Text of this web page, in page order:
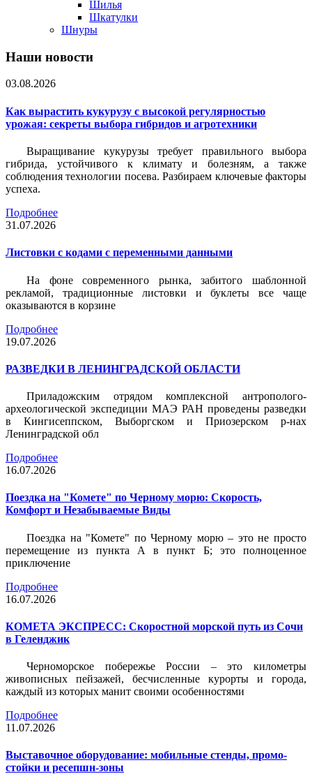
Шилья
Шкатулки
Шнуры
Наши новости
03.08.2026
Как вырастить кукурузу с высокой регулярностью
урожая: секреты выбора гибридов и агротехники
Выращивание кукурузы требует правильного выбора
гибрида, устойчивого к климату и болезням, а также
соблюдения технологии посева. Разбираем ключевые факторы
успеха.
Подробнее
31.07.2026
Листовки c кодами с переменными данными
На фоне современного рынка, забитого шаблонной
рекламой, традиционные листовки и буклеты все чаще
оказываются в корзине
Подробнее
19.07.2026
РАЗВЕДКИ В ЛЕНИНГРАДСКОЙ ОБЛАСТИ
Приладожским отрядом комплексной антрополого-
археологической экспедиции МАЭ РАН проведены разведки
в Кингисеппском, Выборгском и Приозерском р-нах
Ленинградской обл
Подробнее
16.07.2026
Поездка на "Комете" по Черному морю: Скорость,
Комфорт и Незабываемые Виды
Поездка на "Комете" по Черному морю – это не просто
перемещение из пункта А в пункт Б; это полноценное
приключение
Подробнее
16.07.2026
КОМЕТА ЭКСПРЕСС: Скоростной морской путь из Сочи
в Геленджик
Черноморское побережье России – это километры
живописных пейзажей, бесчисленные курорты и города,
каждый из которых манит своими особенностями
Подробнее
11.07.2026
Выставочное оборудование: мобильные стенды, промо-
стойки и ресепшн-зоны